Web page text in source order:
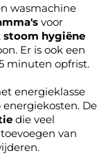
wasmachine
voor
stoom hygiëne
Er is ook een
minuten opfrist.
energieklasse
De
die veel
van